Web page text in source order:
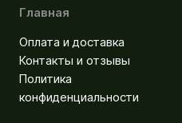
Главная
Оплата и доставка
Контакты и отзывы
Политика
конфиденциальности